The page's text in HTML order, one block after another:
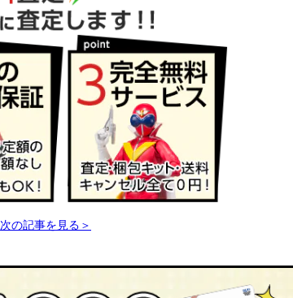
次の記事を見る＞